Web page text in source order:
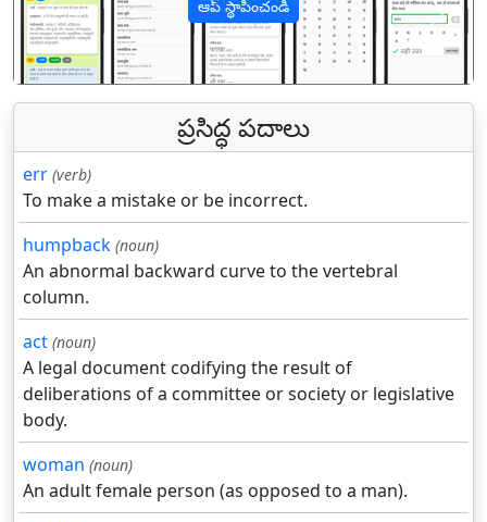
ఆప్ స్థాపించండి
पिछला
ప్రసిద్ధ పదాలు
err (verb)
To make a mistake or be incorrect.
humpback (noun)
An abnormal backward curve to the vertebral
column.
act (noun)
A legal document codifying the result of
deliberations of a committee or society or legislative
body.
woman (noun)
An adult female person (as opposed to a man).